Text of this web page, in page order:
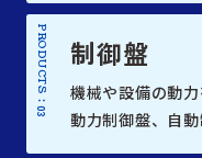
PRODUCTS :
03
制御盤
機械や設備の動力
動力制御盤、自